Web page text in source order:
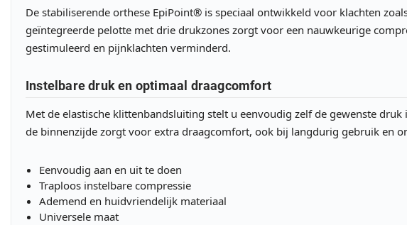
De stabiliserende orthese EpiPoint® is speciaal ontwikkeld voor klachten
geïntegreerde pelotte met drie drukzones zorgt voor een nauwkeurige
gestimuleerd en pijnklachten verminderd.
Instelbare druk en optimaal draagcomfort
Met de elastische klittenbandsluiting stelt u eenvoudig zelf de gewenste
de binnenzijde zorgt voor extra draagcomfort, ook bij langdurig gebruik en
Eenvoudig aan en uit te doen
Traploos instelbare compressie
Ademend en huidvriendelijk materiaal
Universele maat